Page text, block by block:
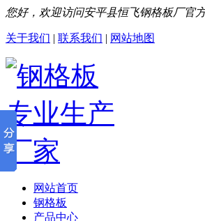
您好，欢迎访问安平县恒飞钢格板厂官
关于我们 | 联系我们 | 网站地图
网站首页
钢格板
产品中心